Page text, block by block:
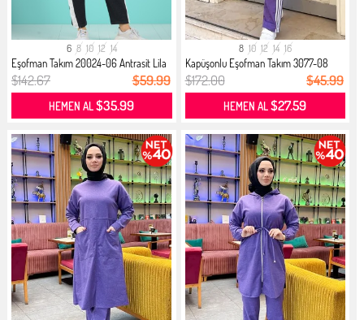
6 8 10 12 14
Eşofman Takım 20024-06 Antrasit Lila
$142.67 $59.99
HEMEN AL$35.99
8 10 12 14 16
Kapüşonlu Eşofman Takım 3077-08
Koy...
$172.00 $45.99
HEMEN AL$27.59